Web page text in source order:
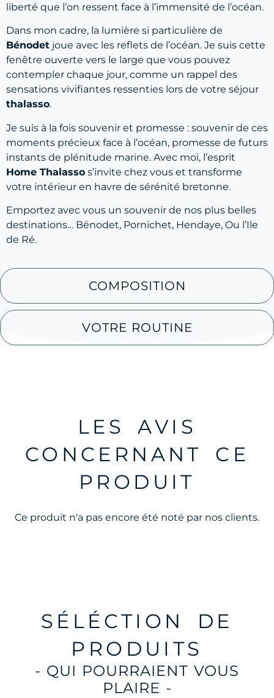
COMPOSITION
VOTRE ROUTINE
liberté que l’on ressent face à l’immensité de l’océan.
Dans mon cadre, la lumière si particulière de
Bénodet joue avec les reflets de l’océan. Je suis cette
fenêtre ouverte vers le large que vous pouvez
contempler chaque jour, comme un rappel des
sensations vivifiantes ressenties lors de votre séjour
thalasso.
Je suis à la fois souvenir et promesse : souvenir de ces
moments précieux face à l’océan, promesse de futurs
instants de plénitude marine. Avec moi, l’esprit
Home Thalasso s’invite chez vous et transforme
votre intérieur en havre de sérénité bretonne.
Emportez avec vous un souvenir de nos plus belles
destinations… Bénodet, Pornichet, Hendaye, Ou l’Ile
de Ré.
LES AVIS
CONCERNANT CE
PRODUIT
Ce produit n'a pas encore été noté par nos clients.
SÉLÉCTION DE
PRODUITS
- QUI POURRAIENT VOUS
PLAIRE -